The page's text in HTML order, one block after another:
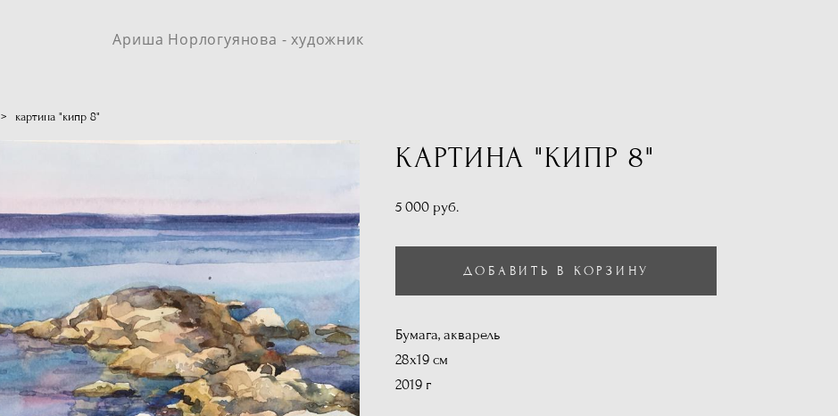
Ариша Норлогуянова - художник
> картина "кипр 8"
КАРТИНА "КИПР 8"
5 000 pуб.
ДОБАВИТЬ В КОРЗИНУ
Бумага, акварель
28х19 см
2019 г